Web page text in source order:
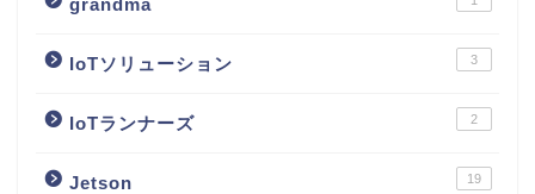
IoTソリューション 3
IoTランナーズ 2
Jetson 19